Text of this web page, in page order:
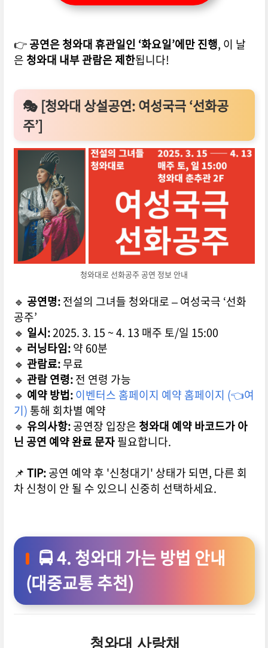
👉공연은 청와대 휴관일인 ‘화요일’에만 진행, 이 날
은 청와대 내부 관람은 제한됩니다!
🎭 [청와대 상설공연: 여성국극 ‘선화공
주’]
청와대로 선화공주 공연 정보 안내
🔹 공연명:전설의 그녀들 청와대로 – 여성국극 ‘선화
공주’
🔹 일시:2025. 3. 15 ~ 4. 13 매주 토/일 15:00
🔹 러닝타임:약 60분
🔹 관람료:무료
🔹 관람 연령:전 연령 가능
🔹 예약 방법:이벤터스 홈페이지 예약 홈페이지 (👈여
기) 통해 회차별 예약
🔹 유의사항:공연장 입장은 청와대 예약 바코드가 아
닌 공연 예약 완료 문자필요합니다.
📌 TIP:공연 예약 후 '신청대기' 상태가 되면, 다른 회
차 신청이 안 될 수 있으니 신중히 선택하세요.
🚍 4. 청와대 가는 방법 안내
(대중교통 추천)